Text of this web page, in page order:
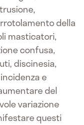
della
masticatori,
confusa,
discinesia,
e
del
variazione
questi